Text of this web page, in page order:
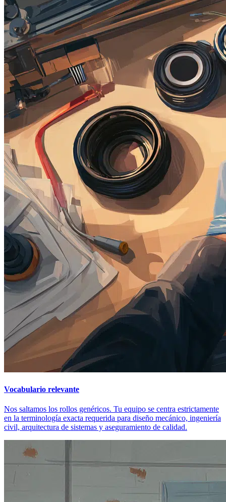
Vocabulario relevante
Nos saltamos los rollos genéricos. Tu equipo se centra estrictamente
en la terminología exacta requerida para diseño mecánico, ingeniería
civil, arquitectura de sistemas y aseguramiento de calidad.